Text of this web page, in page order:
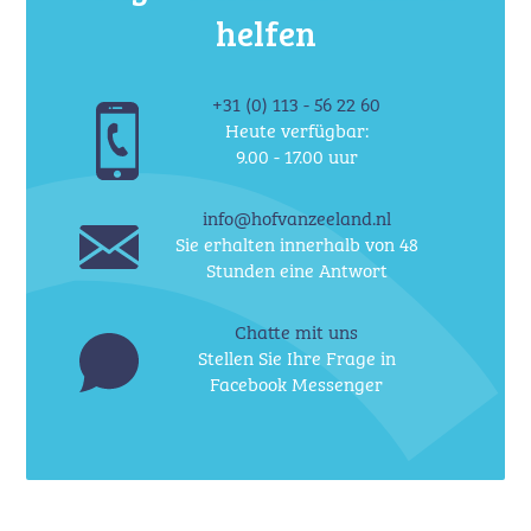
helfen
+31 (0) 113 - 56 22 60
Heute verfügbar:
9.00 - 17.00 uur
info@hofvanzeeland.nl
Sie erhalten innerhalb von 48
Stunden eine Antwort
Chatte mit uns
Stellen Sie Ihre Frage in
Facebook Messenger